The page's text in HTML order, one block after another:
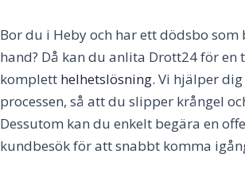
Bor du i Hebyoch har ett dödsbo som
hand? Då kan du anlita Drott24 för en
komplett helhetslösning. Vi hjälper
processen, så att du slipper krångel
Dessutom kan du enkelt begära en
kundbesök för att snabbt komma